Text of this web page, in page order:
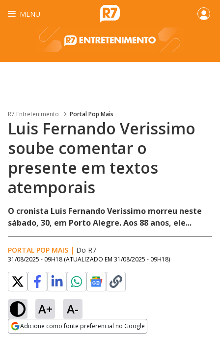
MENU
R7 Entretenimento Portal Pop Mais
Luis Fernando Verissimo
soube comentar o
presente em textos
atemporais
O cronista Luis Fernando Verissimo morreu neste
sábado, 30, em Porto Alegre. Aos 88 anos, ele...
PORTAL POP MAIS | Do R7
31/08/2025 - 09H18 (ATUALIZADO EM 31/08/2025 - 09H18)
A+ A-
Adicione como fonte preferencial no Google